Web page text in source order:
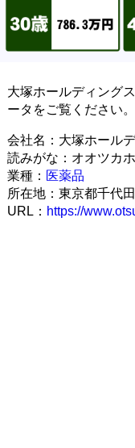
大塚ホールディング
ータをご覧ください。
会社名：大塚ホール
読みがな：オオツカ
業種： 医薬品
所在地：東京都千代
URL： https://